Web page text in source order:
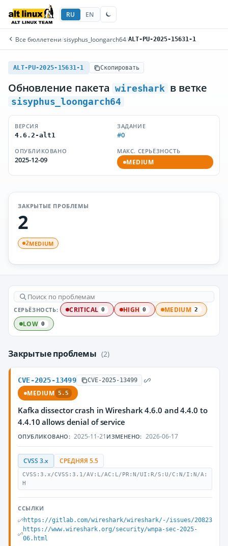
RU EN
Все бюллетени/sisyphus_loongarch64/ALT-PU-2025-15631-1
ALT-PU-2025-15631-1 Скопировать
Обновление пакета wireshark в ветке
sisyphus_loongarch64
ВЕРСИЯ
4.6.2-alt1
ЗАДАНИЕ
#0
ОПУБЛИКОВАНО
2025-12-09
МАКС. СЕРЬЁЗНОСТЬ
MEDIUM
ЗАКРЫТЫЕ ПРОБЛЕМЫ
2
2MEDIUM
СЕРЬЁЗНОСТЬ: CRITICAL 0 HIGH 0 MEDIUM 2
LOW 0
Закрытые проблемы (2)
CVE-2025-13499 CVE-2025-13499
MEDIUM 5.5
Kafka dissector crash in Wireshark 4.6.0 and 4.4.0 to
4.4.10 allows denial of service
ОПУБЛИКОВАНО: 2025-11-21 ИЗМЕНЕНО: 2026-06-17
CVSS 3.x СРЕДНЯЯ 5.5
CVSS:3.x/CVSS:3.1/AV:L/AC:L/PR:N/UI:R/S:U/C:N/I:N/A:
H
ССЫЛКИ
https://gitlab.com/wireshark/wireshark/-/issues/20823
https://www.wireshark.org/security/wnpa-sec-2025-
06.html